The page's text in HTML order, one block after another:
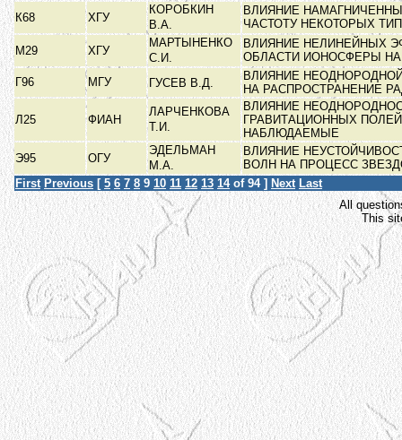
К68
ХГУ
КОРОБКИН
В.А.
ВЛИЯНИЕ
ЧАСТОТУ НЕКОТОРЫХ
М29
ХГУ
МАРТЫНЕНКО
С.И.
ВЛИЯНИЕ НЕЛИНЕЙНЫХ
ОБЛАСТИ ИОНОСФЕРЫ
Г96
МГУ ГУСЕВ В.Д.
ВЛИЯНИЕ
НА РАСПРОСТРАНЕНИЕ
Л25 ФИАН
ЛАРЧЕНКОВА
Т.И.
ВЛИЯНИЕ
ГРАВИТАЦИОННЫХ
НАБЛЮДАЕМЫЕ
Э95
ОГУ
ЭДЕЛЬМАН
М.А.
ВЛИЯНИЕ
ВОЛН НА ПРОЦЕСС
First Previous [ 5 6 7 8 9 10 11 12 13 14of 94 ] Next Last
All
This